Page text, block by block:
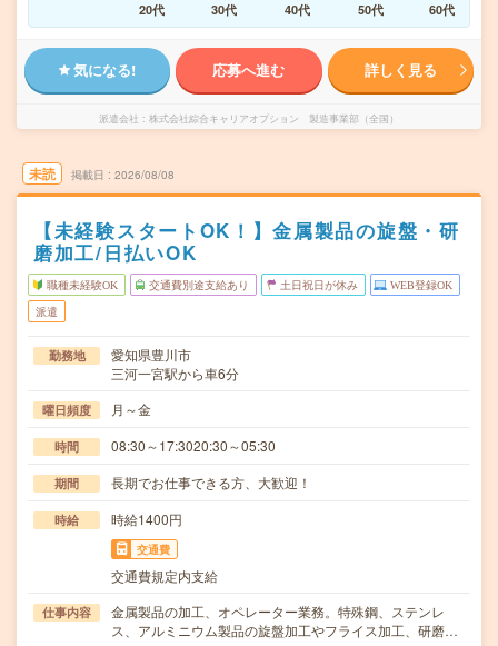
20代
30代 40代 50代 60代
気になる! 応募へ進む 詳しく見る
派遣会社 株式会社綜合キャリアオプション 製造事業部（全国）
未読 掲載日 2026/08/08
【未経験スタートOK！】金属製品の旋盤・研
磨加工/日払いOK
職種未経験OK 交通費別途支給あり 土日祝日が休み WEB登録OK
派遣
勤務地
愛知県豊川市
三河一宮駅から車6分
曜日頻度 月～金
時間 08:30～17:3020:30～05:30
期間 長期でお仕事できる方、大歓迎！
時給 時給1400円
交通費
交通費規定内支給
仕事内容
金属製品の加工、オペレーター業務。特殊鋼、ステンレ
ス、アルミニウム製品の旋盤加工やフライス加工、研磨…